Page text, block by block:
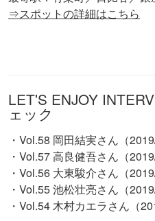
⇒スポットの詳細はこちら
LET'S ENJOY
ェック
・Vol.58 岡田結実さん（
・Vol.57 高良健吾さん（
・Vol.56 大東駿介さん（
・Vol.55 池松壮亮さん（
・Vol.54 木村カエラさん（